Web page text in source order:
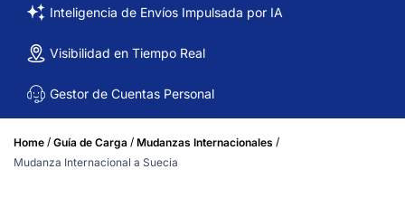
Inteligencia de Envíos Impulsada por IA
Visibilidad en Tiempo Real
Gestor de Cuentas Personal
Home / Guía de Carga / Mudanzas Internacionales /
Mudanza Internacional a Suecia